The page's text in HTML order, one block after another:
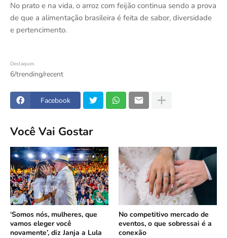
No prato e na vida, o arroz com feijão continua sendo a prova
de que a alimentação brasileira é feita de sabor, diversidade
e pertencimento.
Destaques
6/trending/recent
Facebook
Você Vai Gostar
‘Somos nós, mulheres, que
vamos eleger você
novamente’, diz Janja a Lula
No competitivo mercado de
eventos, o que sobressai é a
conexão